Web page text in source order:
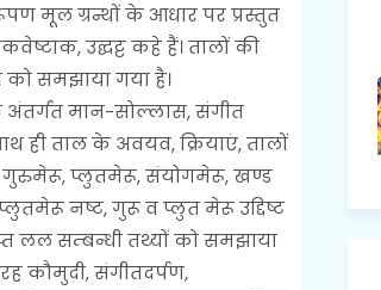
मूल ग्रन्थों के आधार पर प्रस्तुत
उ‌द्घट्ट कहे हैं। तालों की
को समझाया गया है।
मान-सोल्लास, संगीत
ही ताल के अवयव, क्रियाएं, तालों
गुरुमेरू, प्लुतमेरू, संयोगमेरू, खण्ड
नष्ट, गुरू व प्लुत मेरू उद्दिष्ट
लल सम्बन्धी तथ्यों को समझाया
कौमुदी, संगीतदर्पण,